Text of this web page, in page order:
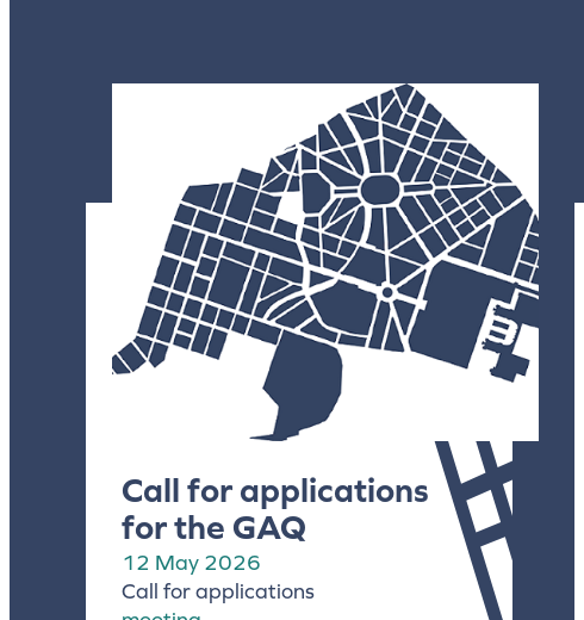
Call for applications
for the GAQ
12 May 2026
Call for applications